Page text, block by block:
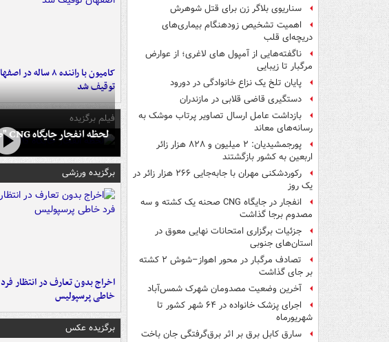
سناریوی بلاگر زن برای قتل شوهرش
اهمیت تشخیص زودهنگام بیماری‌های
دریچه‌ای قلب
ناگفته‌هایی از آمپول های لاغری؛ از عوارض
مرگبار تا زیبایی
پایان تلخ یک نزاع خانوادگی در دورود
دستگیری قاضی قلابی در مازندران
بازداشت عامل ارسال تصاویر پرتاب موشک به
رسانه‌های معاند
پورجمشیدیان: ۲ میلیون و ۸۲۸ هزار زائر
اربعین به کشور بازگشتند
رکوردشکنی مهران با جابه‌جایی ۲۶۶ هزار زائر در
یک روز
انفجار در جایگاه CNG صحنه یک کشته و سه
مصدوم برجا گذاشت
جزئیات برگزاری امتحانات نهایی معوق در
استان‌های جنوبی
تصادف مرگبار در محور اهواز–شوش ۲ کشته
بر جای گذاشت
آخرین وضعیت مصدومان شهرک شمس‌آباد
اجرای پزشک خانواده در ۶۴ شهر کشور تا
شهریورماه
سارق کابل برق بر اثر برق‌گرفتگی جان باخت
کامیون با راننده ۸ ساله در
توقیف شد
فیلم برگزیده
لحظه انفجار جایگاه CNG "صحنه" در دوربین مداربسته
برگزیده ورزشی
اخراج بدون تعارف در انتظار فرد
خاطی پرسپولیس
برگزیده عکس